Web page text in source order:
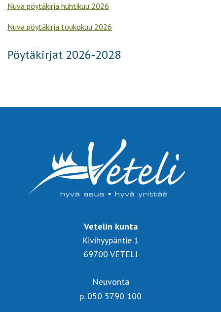
Nuva pöytäkirja huhtikuu 2026
Nuva pöytäkirja toukokuu 2026
Pöytäkirjat 2026-2028
Vetelin kunta
Kivihyypäntie 1
69700 VETELI
Neuvonta
p. 050 5790 100